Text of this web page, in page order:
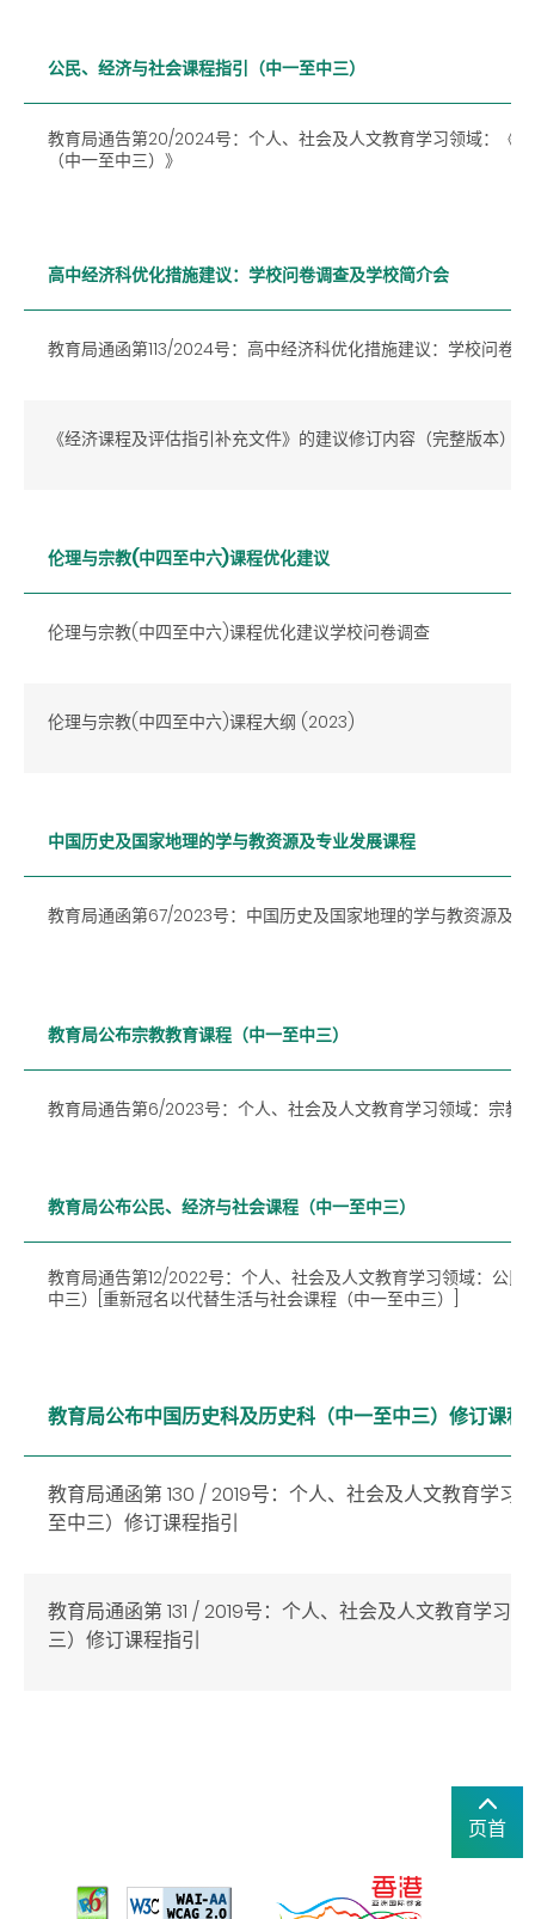
公民、经济与社会课程指引（中一至中三）
教育局通告第20/2024号：个人、社会及人文教育学习领域：《
（中一至中三）》
高中经济科优化措施建议：学校问卷调查及学校简介会
教育局通函第113/2024号：高中经济科优化措施建议：学校问卷
《经济课程及评估指引补充文件》的建议修订内容（完整版本）
伦理与宗教(中四至中六)课程优化建议
伦理与宗教(中四至中六)课程优化建议学校问卷调查
伦理与宗教(中四至中六)课程大纲 (2023)
中国历史及国家地理的学与教资源及专业发展课程
教育局通函第67/2023号：中国历史及国家地理的学与教资源及
教育局公布宗教教育课程（中一至中三）
教育局通告第6/2023号：个人、社会及人文教育学习领域：宗教
教育局公布公民、经济与社会课程（中一至中三）
教育局通告第12/2022号：个人、社会及人文教育学习领域：公民
中三）[重新冠名以代替生活与社会课程（中一至中三）]
教育局公布中国历史科及历史科（中一至中三）修订课程
教育局通函第 130 / 2019号：个人、社会及人文教育学习
至中三）修订课程指引
教育局通函第 131 / 2019号：个人、社会及人文教育学习
三）修订课程指引
页首